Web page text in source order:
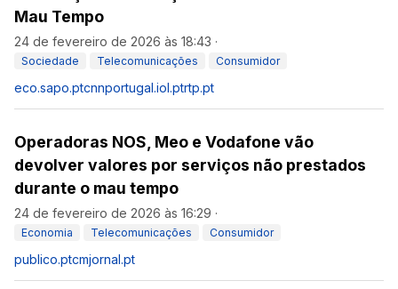
Mau Tempo
24 de fevereiro de 2026 às 18:43 ·
Sociedade Telecomunicações Consumidor
eco.sapo.ptcnnportugal.iol.ptrtp.pt
Operadoras NOS, Meo e Vodafone vão
devolver valores por serviços não prestados
durante o mau tempo
24 de fevereiro de 2026 às 16:29 ·
Economia Telecomunicações Consumidor
publico.ptcmjornal.pt